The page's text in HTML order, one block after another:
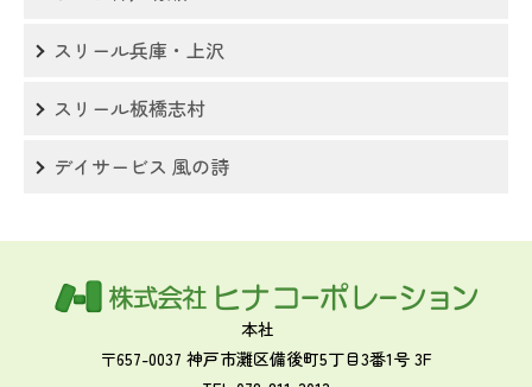
スリール兵庫・上沢
スリール板橋志村
デイサービス 風の詩
本社
〒657-0037 神戸市灘区備後町5丁目3番1号 3F